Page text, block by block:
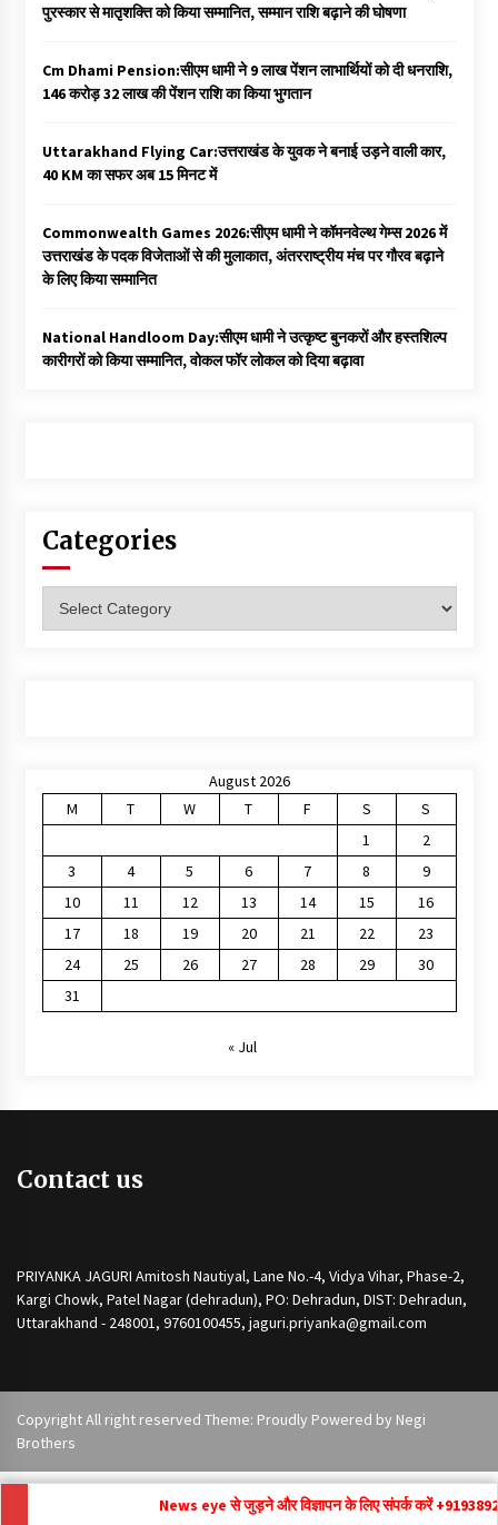
पुरस्कार से मातृशक्ति को किया सम्मानित, सम्मान राशि बढ़ाने की घोषणा
Cm Dhami Pension:सीएम धामी ने 9 लाख पेंशन लाभार्थियों को दी धनराशि, ₹
146 करोड़ 32 लाख की पेंशन राशि का किया भुगतान
Uttarakhand Flying Car:उत्तराखंड के युवक ने बनाई उड़ने वाली कार,
40 KM का सफर अब 15 मिनट में
Commonwealth Games 2026:सीएम धामी ने कॉमनवेल्थ गेम्स 2026 में
उत्तराखंड के पदक विजेताओं से की मुलाकात, अंतरराष्ट्रीय मंच पर गौरव बढ़ाने
के लिए किया सम्मानित
National Handloom Day:सीएम धामी ने उत्कृष्ट बुनकरों और हस्तशिल्प
कारीगरों को किया सम्मानित, वोकल फॉर लोकल को दिया बढ़ावा
Categories
August 2026
M
T W T F S
S
1
2
3
4 5 6 7 8
9
10
11 12 13 14 15
16
17
18 19 20 21 22
23
24
25 26 27 28 29
30
31
« Jul
Contact us
PRIYANKA JAGURI Amitosh Nautiyal, Lane No.-4, Vidya Vihar, Phase-2,
Kargi Chowk, Patel Nagar (dehradun), PO: Dehradun, DIST: Dehradun,
Uttarakhand - 248001, 9760100455, jaguri.priyanka@gmail.com
Copyright All right reserved Theme: Proudly Powered by Negi
Brothers
News eye से जुड़ने और विज्ञापन के लिए संपर्क करें +919389292171